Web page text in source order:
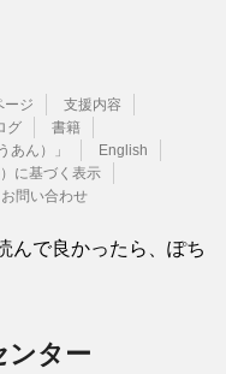
ージ
支援内容
グ
書籍
あん）」
English
に基づく表示
お問い合わせ
んで良かったら、ぽち
ンター